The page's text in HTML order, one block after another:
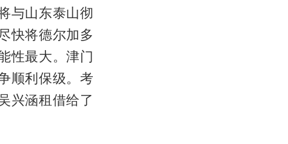
与山东泰山彻
快将德尔加多
性最大。津门
顺利保级。考
兴涵租借给了